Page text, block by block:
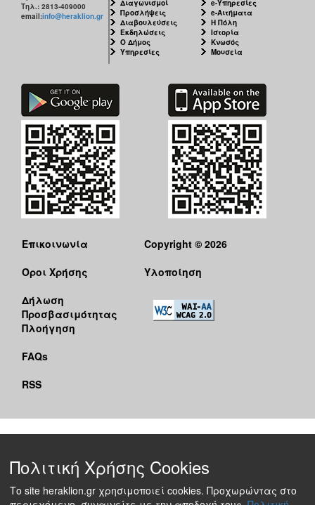
Τηλ.: 2813-409000
email:info@heraklion.gr
Διαγωνισμοί
Προσλήψεις
Διαβουλεύσεις
Εκδηλώσεις
Ο Δήμος
Υπηρεσίες
e-Υπηρεσίες
e-Αιτήματα
Η Πόλη
Ιστορία
Κνωσός
Μουσεία
Επικοινωνία
Όροι Χρήσης
Δήλωση
Προσβασιμότητας
Πλοήγηση
FAQs
RSS
Copyright © 2026
Υλοποίηση
Πολιτική Χρήσης Cookies
Το site heraklion.gr χρησιμοποιεί cookies. Προχωρώντας στο